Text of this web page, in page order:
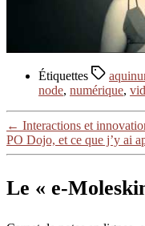
Étiquettes
node, numérique,
← Interactions et
PO Dojo, et ce que j’y ai
Le « e-